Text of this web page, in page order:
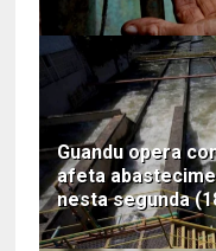
Guandu opera
afeta
nesta segunda